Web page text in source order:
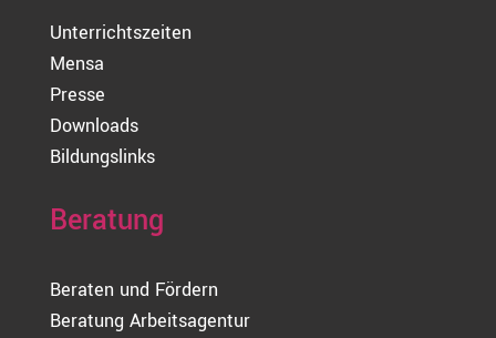
Unterrichtszeiten
Mensa
Presse
Downloads
Bildungslinks
Beratung
Beraten und Fördern
Beratung Arbeitsagentur